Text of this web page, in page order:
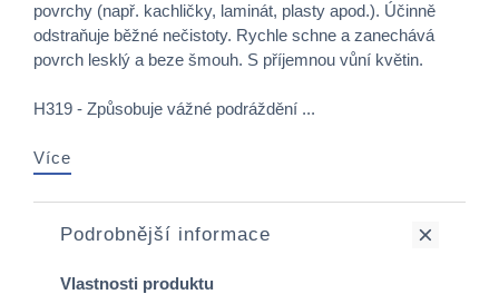
povrchy (např. kachličky, laminát, plasty apod.). Účinně
odstraňuje běžné nečistoty. Rychle schne a zanechává
povrch lesklý a beze šmouh. S příjemnou vůní květin.
H319 - Způsobuje vážné podráždění ...
Více
Podrobnější informace
Vlastnosti produktu